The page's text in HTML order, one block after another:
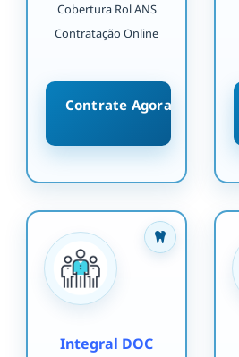
Cobertura Rol ANS
Contratação Online
Contrate Agora
Integral DOC